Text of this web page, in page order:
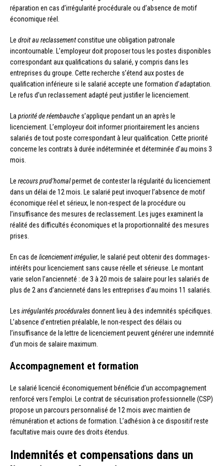
réparation en cas d’irrégularité procédurale ou d’absence de motif
économique réel.
Le droit au reclassementconstitue une obligation patronale
incontournable. L’employeur doit proposer tous les postes disponibles
correspondant aux qualifications du salarié, y compris dans les
entreprises du groupe. Cette recherche s’étend aux postes de
qualification inférieure si le salarié accepte une formation d’adaptation.
Le refus d’un reclassement adapté peut justifier le licenciement.
Lapriorité de réembauche s’applique pendant un an après le
licenciement. L’employeur doit informer prioritairement les anciens
salariés de tout poste correspondant à leur qualification. Cette priorité
concerne les contrats à durée indéterminée et déterminée d’au moins 3
mois.
Le recours prud’homalpermet de contester la régularité du licenciement
dans un délai de 12 mois. Le salarié peut invoquer l’absence de motif
économique réel et sérieux, le non-respect de la procédure ou
l’insuffisance des mesures de reclassement. Les juges examinent la
réalité des difficultés économiques et la proportionnalité des mesures
prises.
En cas de licenciement irrégulier, le salarié peut obtenir des dommages-
intérêts pour licenciement sans cause réelle et sérieuse. Le montant
varie selon l’ancienneté : de 3 à 20 mois de salaire pour les salariés de
plus de 2 ans d’ancienneté dans les entreprises d’au moins 11 salariés.
Les irrégularités procéduralesdonnent lieu à des indemnités spécifiques.
L’absence d’entretien préalable, le non-respect des délais ou
l’insuffisance de la lettre de licenciement peuvent générer une indemnité
d’un mois de salaire maximum.
Accompagnement et formation
Le salarié licencié économiquement bénéficie d’un accompagnement
renforcé vers l’emploi. Le contrat de sécurisation professionnelle (CSP)
propose un parcours personnalisé de 12 mois avec maintien de
rémunération et actions de formation. L’adhésion à ce dispositif reste
facultative mais ouvre des droits étendus.
Indemnités et compensations dans un